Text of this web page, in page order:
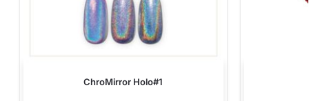
ChroMirror Holo#1